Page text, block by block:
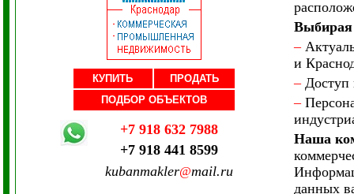
КУПИТЬ
ПРОДАТЬ
ПОДБОР ОБЪЕКТОВ
+7 918 632 7988
+7 918 441 8599
kubanmakler@mail.ru
Выбирая
–
и
–Доступ
–
Наша
данных